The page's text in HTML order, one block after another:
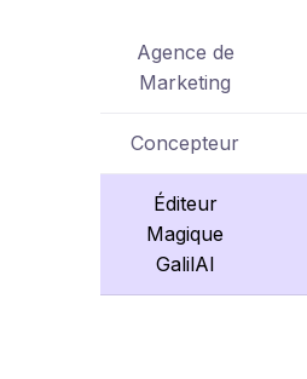
Agence de
Marketing
Concepteur
Éditeur
Magique
GalilAI